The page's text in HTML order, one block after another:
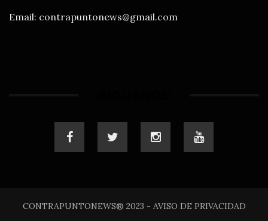
Email: contrapuntonews@gmail.com
CONTRAPUNTONEWS® 2023 - AVISO DE PRIVACIDAD